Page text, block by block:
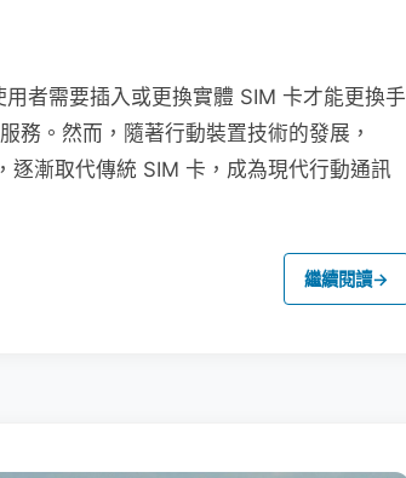
者需要插入或更換實體 SIM 卡才能更換手
務。然而，隨著行動裝置技術的發展，
逐漸取代傳統 SIM 卡，成為現代行動通訊
繼續閱讀→